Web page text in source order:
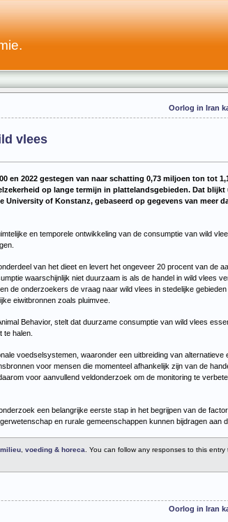
Oorlog in Iran
vlees
en 2022 gestegen van naar schatting 0,73 miljoen ton tot
op lange termijn in plattelandsgebieden. Dat
of Konstanz, gebaseerd op gegevens van meer
en temporele ontwikkeling van de consumptie van wild
van het dieet en levert het ongeveer 20 procent van de
waarschijnlijk niet duurzaam is als de handel in wild vlees
de onderzoekers de vraag naar wild vlees in stedelijke
eiwitbronnen zoals pluimvee.
Behavior, stelt dat duurzame consumptie van wild vlees
te halen.
voedselsystemen, waaronder een uitbreiding van alternatieve
voor mensen die momenteel afhankelijk zijn van de
voor aanvullend veldonderzoek om de monitoring te
een belangrijke eerste stap in het begrijpen van de
en rurale gemeenschappen kunnen bijdragen aan
milieu voeding & horeca . You can follow any responses to this
Oorlog in Iran